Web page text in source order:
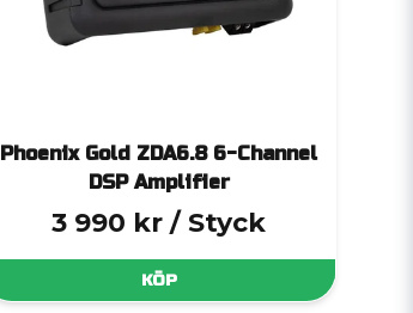
Phoenix Gold ZDA6.8 6-Channel
DSP Amplifier
3 990 kr / Styck
KÖP